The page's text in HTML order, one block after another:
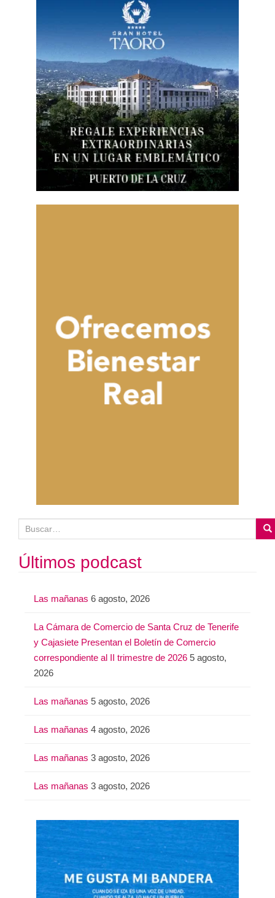
u
s
c
Últimos podcast
Las mañanas 6 agosto, 2026
La Cámara de Comercio de Santa Cruz de Tenerife
y Cajasiete Presentan el Boletín de Comercio
correspondiente al II trimestre de 2026 5 agosto,
2026
Las mañanas 5 agosto, 2026
Las mañanas 4 agosto, 2026
Las mañanas 3 agosto, 2026
Las mañanas 3 agosto, 2026